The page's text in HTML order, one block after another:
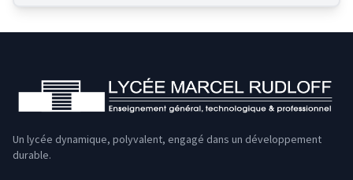
Un lycée dynamique, polyvalent, engagé dans un développement
durable.